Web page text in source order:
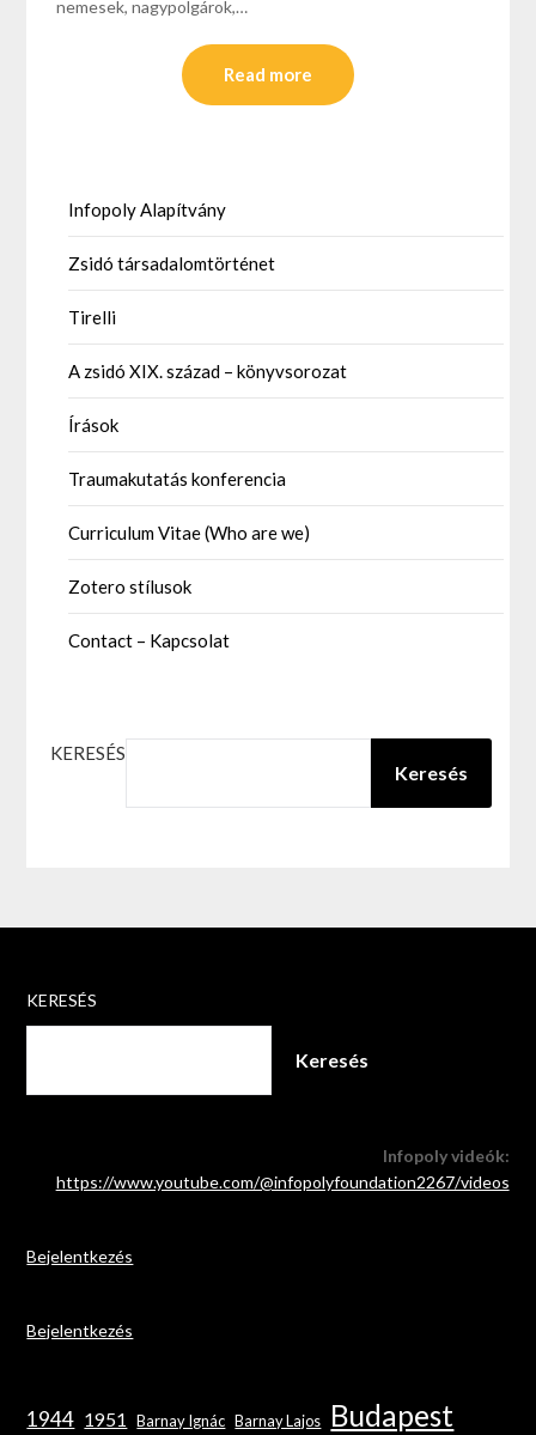
nemesek, nagypolgárok,…
Read more
Infopoly Alapítvány
Zsidó társadalomtörténet
Tirelli
A zsidó XIX. század – könyvsorozat
Írások
Traumakutatás konferencia
Curriculum Vitae (Who are we)
Zotero stílusok
Contact – Kapcsolat
KERESÉS
Keresés
KERESÉS
Keresés
Infopoly videók:
https://www.youtube.com/@infopolyfoundation2267/videos
Bejelentkezés
Bejelentkezés
1944 1951 Barnay Ignác Barnay Lajos Budapest